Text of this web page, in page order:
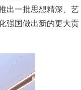
出一批思想精深、艺
强国做出新的更大贡